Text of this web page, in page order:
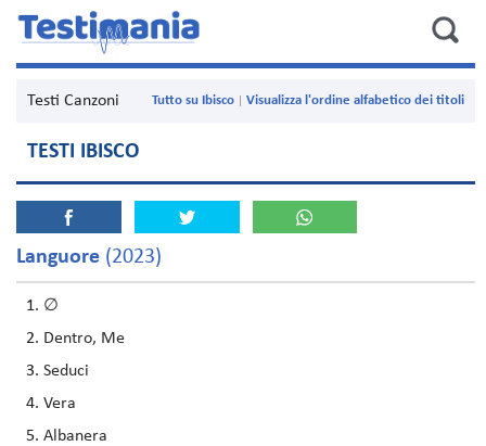
Testi Canzoni Visualizza l'ordine alfabetico dei titoli
Tutto su Ibisco
TESTI IBISCO
Languore (2023)
∅
Dentro, Me
Seduci
Vera
Albanera